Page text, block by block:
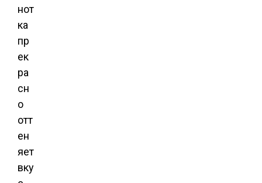
нот
ка
пр
ек
ра
сн
о
отт
ен
яет
вку